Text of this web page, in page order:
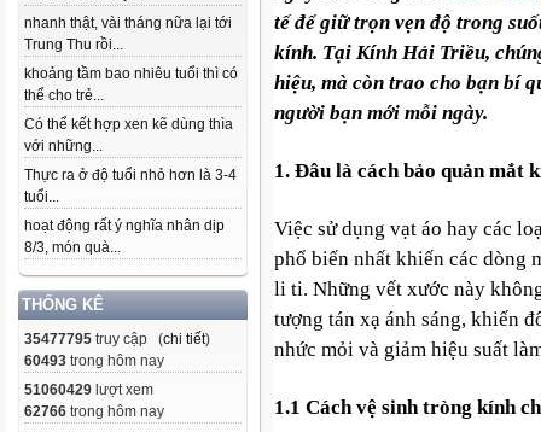
nhanh thật, vài tháng nữa lại tới
Trung Thu rồi...
khoảng tầm bao nhiêu tuổi thì có
thể cho trẻ...
Có thể kết hợp xen kẽ dùng thìa
với những...
Thực ra ở độ tuổi nhỏ hơn là 3-4
tuổi...
hoạt động rất ý nghĩa nhân dịp
8/3, món quà...
THỐNG KÊ
35477795 truy cập (chi tiết)
60493 trong hôm nay
51060429 lượt xem
62766 trong hôm nay
tế để giữ trọn vẹn độ trong
kính. Tại Kính Hải Triều,
hiệu, mà còn trao cho bạn bí
người bạn mới mỗi ngày.
1. Đâu là cách bảo quản mắt
Việc sử dụng vạt áo hay các
phổ biến nhất khiến các dòng
li ti. Những vết xước này
tượng tán xạ ánh sáng, khiến
nhức mỏi và giảm hiệu suất
1.1 Cách vệ sinh tròng kính